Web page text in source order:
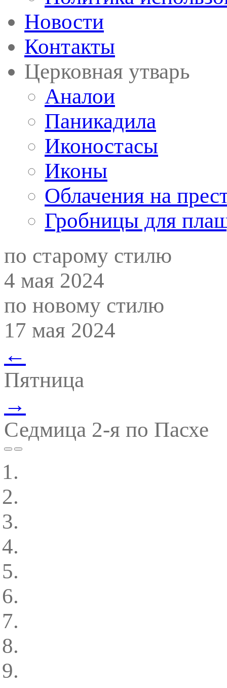
Новости
Контакты
Церковная утварь
Аналои
Паникадила
Иконостасы
Иконы
Облачения на
Гробницы для
по старому стилю
4 мая 2024
по новому стилю
17 мая 2024
←
Пятница
→
Седмица 2-я по Пасхе